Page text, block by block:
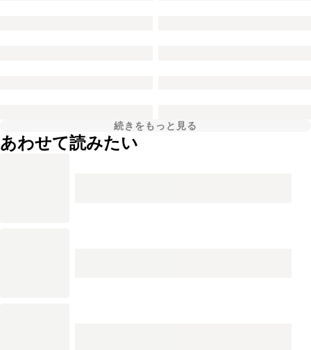
続きをもっと見る
あわせて読みたい